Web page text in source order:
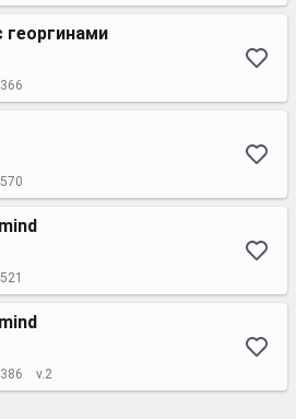
366
570
521
386 v.2